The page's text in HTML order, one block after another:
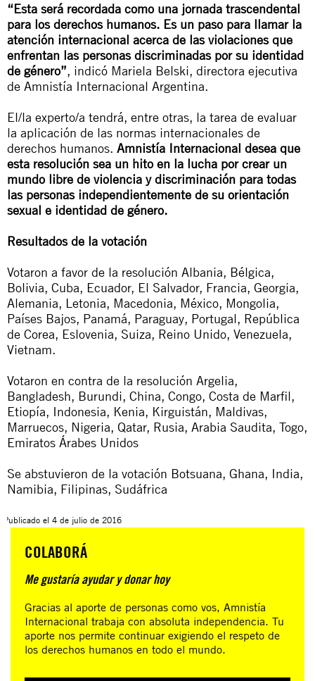
“Esta será recordada como una jornada trascendental
para los derechos humanos. Es un paso para llamar la
atención internacional acerca de las violaciones que
enfrentan las personas discriminadas por su identidad
de género”, indicó Mariela Belski, directora ejecutiva
de Amnistía Internacional Argentina.
El/la experto/a tendrá, entre otras, la tarea de evaluar
la aplicación de las normas internacionales de
derechos humanos. Amnistía Internacional desea que
esta resolución sea un hito en la lucha por crear un
mundo libre de violencia y discriminación para todas
las personas independientemente de su orientación
sexual e identidad de género.
Resultados de la votación
Votaron a favor de la resolución Albania, Bélgica,
Bolivia, Cuba, Ecuador, El Salvador, Francia, Georgia,
Alemania, Letonia, Macedonia, México, Mongolia,
Países Bajos, Panamá, Paraguay, Portugal, República
de Corea, Eslovenia, Suiza, Reino Unido, Venezuela,
Vietnam.
Votaron en contra de la resolución Argelia,
Bangladesh, Burundi, China, Congo, Costa de Marfil,
Etiopía, Indonesia, Kenia, Kirguistán, Maldivas,
Marruecos, Nigeria, Qatar, Rusia, Arabia Saudita, Togo,
Emiratos Árabes Unidos
Se abstuvieron de la votación Botsuana, Ghana, India,
Namibia, Filipinas, Sudáfrica
Publicado el 4 de julio de 2016
COLABORÁ
Me gustaría ayudar y donar hoy
Gracias al aporte de personas como vos, Amnistía
Internacional trabaja con absoluta independencia. Tu
aporte nos permite continuar exigiendo el respeto de
los derechos humanos en todo el mundo.